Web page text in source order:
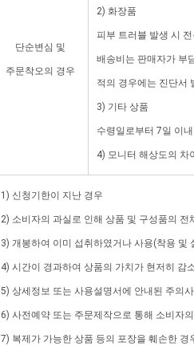
단순변심 및
주문착오의 경우
2) 화장품
피부 트러블 발생 시
배송비는 판매자가 부
적의 경우에는 진단서
3) 기타 상품
수령일로부터 7일 이
4) 모니터 해상도의 차
1) 신청기한이 지난 경우
2) 소비자의 과실로 인해 상품 및 구성품의
3) 개봉하여 이미 섭취하였거나 사용(착용 및
4) 시간이 경과하여 상품의 가치가 현저히 감
5) 상세정보 또는 사용설명서에 안내된 주의
6) 사전예약 또는 주문제작으로 통해 소비자
7) 복제가 가능한 상품 등의 포장을 훼손한 경